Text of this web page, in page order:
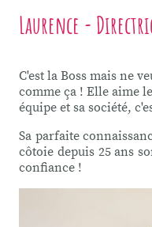
Laurence -
C'est la Boss mais ne
comme ça ! Elle aime
équipe et sa société,
Sa parfaite
côtoie depuis 25 ans
confiance !